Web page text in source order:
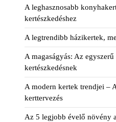
A leghasznosabb
kertészkedéshez
A legtrendibb házikertek,
A magaságyás: Az
kertészkedésnek
A modern kertek trendjei –
kerttervezés
Az 5 legjobb évelő növény